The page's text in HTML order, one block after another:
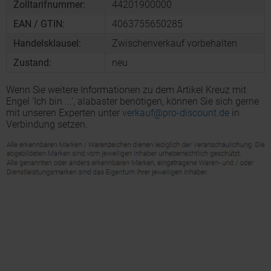
Zolltarifnummer:
44201900000
EAN / GTIN:
4063755650285
Handelsklausel:
Zwischenverkauf vorbehalten
Zustand:
neu
Wenn Sie weitere Informationen zu dem Artikel Kreuz mit
Engel 'Ich bin ...', alabaster benötigen, können Sie sich gerne
mit unseren Experten unter verkauf@pro-discount.de in
Verbindung setzen.